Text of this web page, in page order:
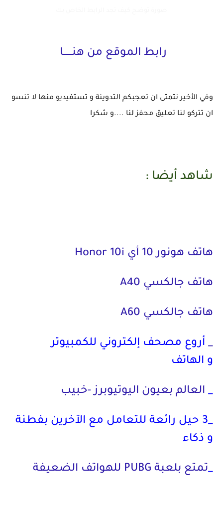
رابط الموقع من هنــــــا
وفي الأخير نتمتى ان تعجبكم التدوينة و تستفيديو منها لا تنسو
ان تتركو لنا تعليق محفز لنا ....و شكرا
شاهد أيضا :
هاتف هونور 10 أي Honor 10i
هاتف جالكسي A40
هاتف جالكسي A60
_ أروع مصحف إلكتروني للكمبيوتر
و الهاتف
_ العالم بعيون اليوتيوبرز -خبيب
_
3 حيل رائعة للتعامل مع الآخرين بفطنة
و ذكاء
_تمتع بلعبة PUBG للهواتف الضعيفة